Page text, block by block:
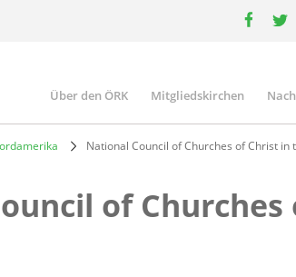
Main
navigation
Über den ÖRK Mitgliedskirchen
National Council of Churches of Christ in
of Churches